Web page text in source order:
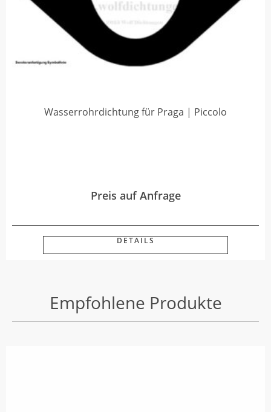
Wasserrohrdichtung für Praga | Piccolo
Preis auf Anfrage
DETAILS
Empfohlene Produkte